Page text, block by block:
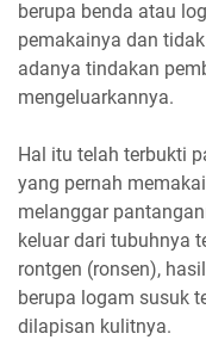
berupa benda atau
pemakainya dan
adanya tindakan
mengeluarkannya.
Hal itu telah terbukti
yang pernah
melanggar
keluar dari tubuhnya
rontgen (ronsen),
berupa logam susuk
dilapisan kulitnya.